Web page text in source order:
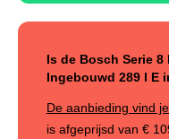
Is de Bosch Serie 8
Ingebouwd 289 l E
De aanbieding vind
is afgeprijsd van €